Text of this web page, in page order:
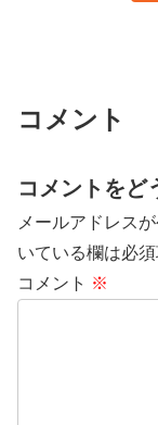
コメント
コメントをど
メールアドレス
いている欄は必
コメント ※